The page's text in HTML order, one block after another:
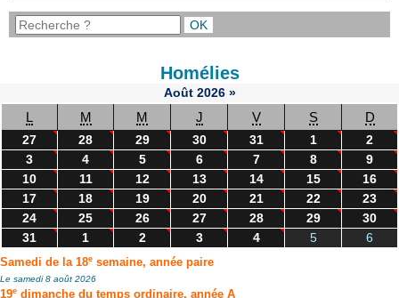
Homélies
Août 2026 »
L M M J V S D
27 28 29 30 31 1
2
3
4 5 6 7 8
9
10
11 12 13 14 15
16
17
18 19 20 21 22
23
24
25 26 27 28 29
30
31
1 2 3 4 5 6
Samedi de la 18e semaine, année paire
Le samedi 8 août 2026
19e dimanche du temps ordinaire, année A